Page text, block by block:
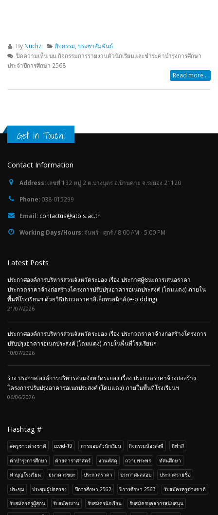
By Nuchz กิจกรรม ,ประชาสัมพันธ์
ปิดความเห็นบน กิจกรรมการรายงานตัวนักเรียนและชำระค่าบำรุงการศึกษา
ประจำปีการศึกษา 2568
Read more...
Get in Touch!
Contact Information
Address: เลขที่ 132 หมู่ 2 ต.บางบุตร อ.บ้านค่าย จ.ระยอง 21120
Phone: 038-015299
Email: contactus@atbis.ac.th
Working Days/Hours: จันทร์ - ศุกร์ / 8:00 AM - 5:00 PM
Latest Posts
ประกาศองค์การบริหารส่วนจังหวัดระยอง เรื่อง ประกาศผู้ชนะการเสนอราคา
ประกวดราคาจ้างก่อสร้างโครงการปรับปรุงอาคารอเนกประสงค์ (โดมแดง) ภายใน
พื้นที่โรงเรียนฯ ด้วยวิธีปรกวดราคาอิเล็กทรอนิกส์ (e-bidding)
21/07/2026
ประกาศองค์การบริหารส่วนจังหวัดระยอง เรื่อง ประกวดราคาจ้างก่อสร้างโครงการ
ปรับปรุงอาคารอเนกประสงค์ (โดมแดง) ภายในพื้นที่โรงเรียนฯ
10/07/2026
ร่าง ประกาศ องค์การบริหารส่วนจังหวัดระยอง เรื่อง ประกวดราคาจ้างก่อสร้าง
โครงการปรับปรุงอาคารอเนกประสงค์ (โดมแดง) ภายในพื้นที่โรงเรียนฯ
06/06/2026
Hashtag #
#ครูชาวต่างชาติ covid-19 การมอบตัวนักเรียน กิจกรรมน้องส่งพี่ กีฬาสี
ค่าบำรุงการศึกษา ค่ายดาราศาสตร์ งานพัสดุ ถวายพระพร ทัศนศึกษา
ทำบุญโรงเรียน ธนาคารขยะ ประกวดราคา ประกาศผลสอบ ประกาศรายชื่อ
ประชุม ประชุมผู้ปกครอง ปีการศึกษา 2562 ปีการศึกษา 2563 รับสมัครครูต่างชาติ
รับสมัครครูผู้สอน รับสมัครงาน รับสมัครนักเรียน รับสมัครบุคลากรสนับสนุน